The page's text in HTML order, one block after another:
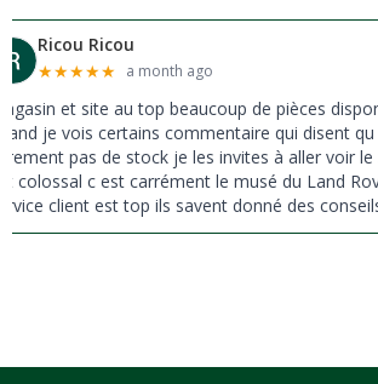
Ricou Ricou
★★★★★ a month ago
et site au top beaucoup de pièces
je vois certains commentaire qui disent qu
pas de stock je les invites à aller voir le
colossal c est carrément le musé du Land
client est top ils savent donné des
pas à la vente ils sont vraiment au top